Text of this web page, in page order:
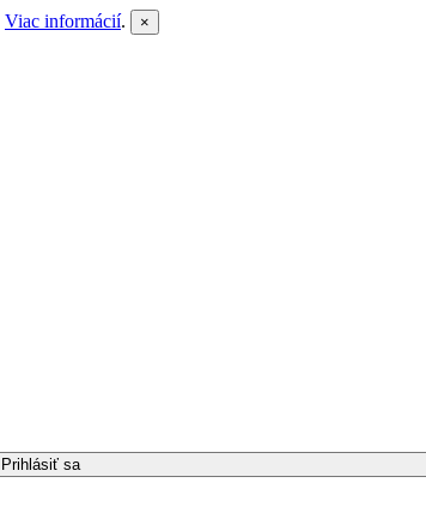
Viac informácií. ×
Prihlásiť sa